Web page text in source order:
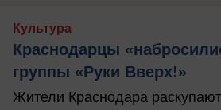
Культура
Краснодарцы
группы «Руки Вверх!»
Жители Краснодара